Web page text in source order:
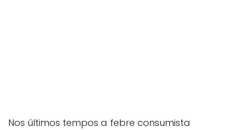
Nos últimos tempos a febre consumista